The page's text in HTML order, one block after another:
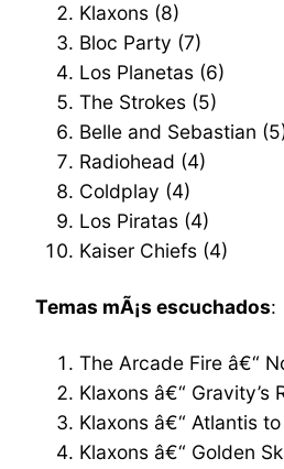
Klaxons (8)
Bloc Party (7)
Los Planetas (6)
The Strokes (5)
Belle and Sebastian
Radiohead (4)
Coldplay (4)
Los Piratas (4)
Kaiser Chiefs (4)
Temas mÃ¡s escuchados:
The Arcade Fire â€“
Klaxons â€“ Gravity’s
Klaxons â€“ Atlantis
Klaxons â€“ Golden